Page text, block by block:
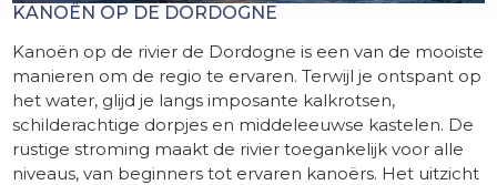
KANOËN OP DE DORDOGNE
Kanoën op de rivier de Dordogne is een van de mooiste
manieren om de regio te ervaren. Terwijl je ontspant op
het water, glijd je langs imposante kalkrotsen,
schilderachtige dorpjes en middeleeuwse kastelen. De
rustige stroming maakt de rivier toegankelijk voor alle
niveaus, van beginners tot ervaren kanoërs. Het uitzicht